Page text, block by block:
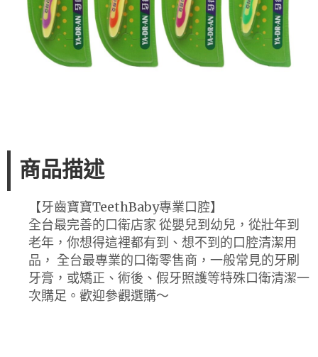
商品描述
【牙齒寶寶TeethBaby專業口腔】
全台最完善的口衛店家 從嬰兒到幼兒，從壯年到
老年，你想得這裡都有到、想不到的口腔清潔用
品， 全台最專業的口衛零售商，一般常見的牙刷
牙膏，或矯正、術後、假牙照護等特殊口衛清潔一
次購足。歡迎參觀選購～